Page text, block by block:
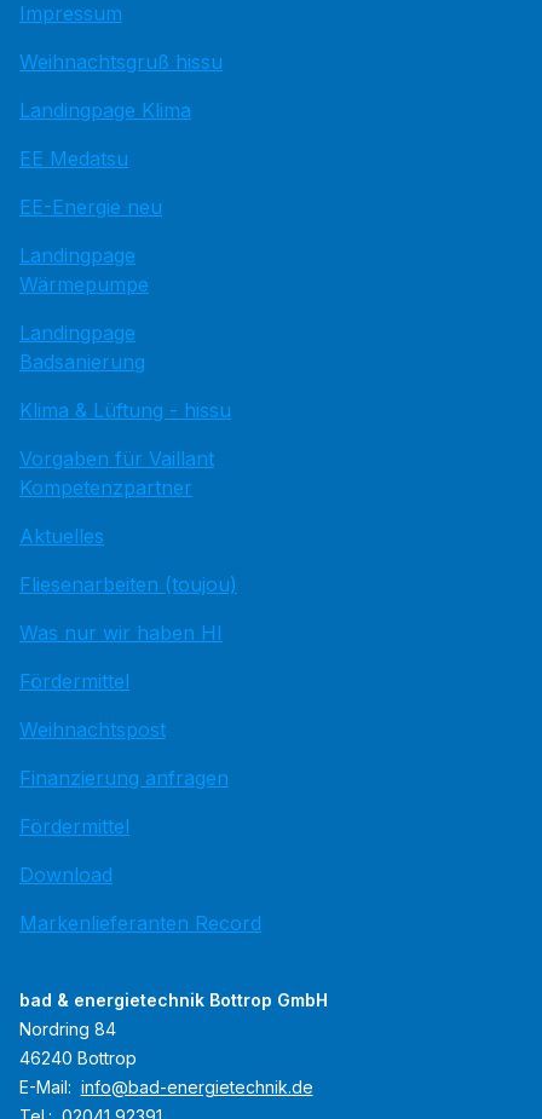
Impressum
Weihnachtsgruß hissu
Landingpage Klima
EE Medatsu
EE-Energie neu
Landingpage
Wärmepumpe
Landingpage
Badsanierung
Klima & Lüftung - hissu
Vorgaben für Vaillant
Kompetenzpartner
Aktuelles
Fliesenarbeiten (toujou)
Was nur wir haben HI
Fördermittel
Weihnachtspost
Finanzierung anfragen
Fördermittel
Download
Markenlieferanten Record
bad & energietechnik Bottrop GmbH
Nordring 84
46240 Bottrop
E-Mail: info@bad-energietechnik.de